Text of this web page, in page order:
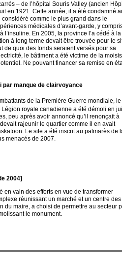
– de l’hôpital Souris Valley (ancien
en 1921. Cette année, il a été condamné
comme le plus grand dans le
médicales d’avant-garde, y
l’insuline. En 2005, la province l’a cédé à
à long terme devait être trouvée pour le
de quoi des fonds seraient versés pour sa
le bâtiment a été victime de la
Ne pouvant financer sa remise en
par manque de clairvoyance
de la Première Guerre mondiale, le
royale canadienne a été démoli en
peu après avoir annoncé qu’il renonçait à
rajeunir le quartier comme il en avait
Le site a été inscrit au palmarès de
menacés de 2007.
2004]
en vain des efforts en vue de transformer
réunissant un marché et un centre des
du maire, a choisi de permettre au secteur
le monument.